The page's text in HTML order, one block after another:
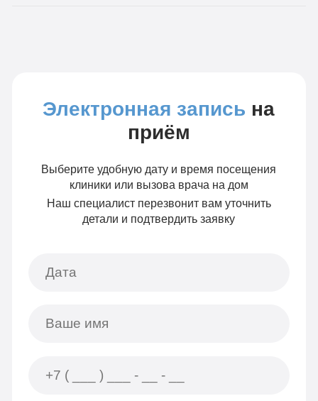
Электронная запись на
приём
Выберите удобную дату и время посещения
клиники или вызова врача на дом
Наш специалист перезвонит вам уточнить
детали и подтвердить заявку